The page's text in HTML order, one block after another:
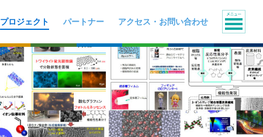
プロジェクト パートナー アクセス・お問い合わせ